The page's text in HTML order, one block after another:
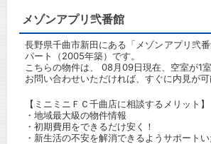
メゾンアプリ弐番館
長野県千曲市新田にある「メゾンアプリ弐
パート（2005年築）です。
こちらの物件は、 08月09日現在、空室が1室
お問い合わせいただければ、すぐに内見が可
【ミニミニＦＣ千曲店に相談するメリット】
・地域最大級の物件情報
・初期費用をできるだけ安く！
・新生活の不安を解消できるようサポートい